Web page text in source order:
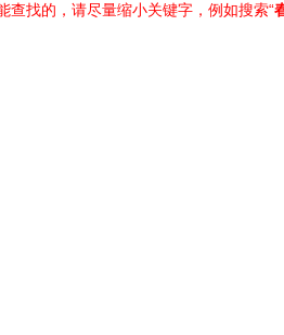
查找的，请尽量缩小关键字，例如搜索“